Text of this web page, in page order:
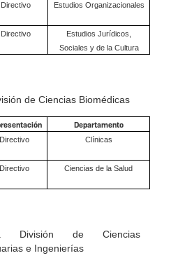
Directivo Estudios Organizacionales
Directivo
Estudios Jurídicos,
Sociales y de la Cultura
de Ciencias Biomédicas
Departamento
Directivo Clínicas
Directivo Ciencias de la Salud
División de Ciencias
e Ingenierías